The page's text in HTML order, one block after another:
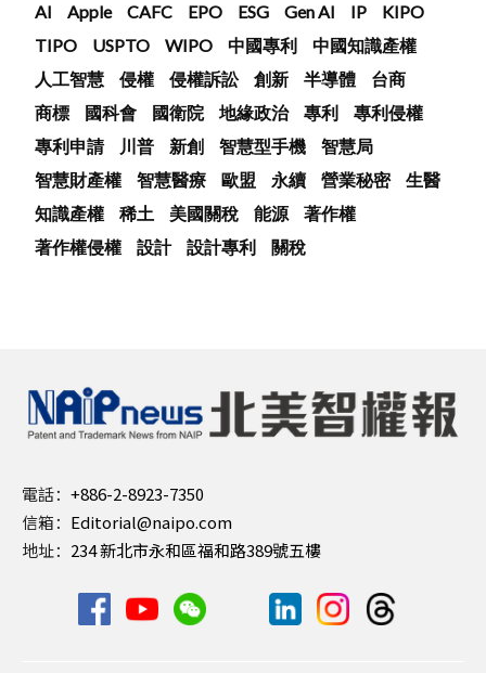
AI Apple CAFC EPO ESG Gen AI IP
KIPO
TIPO
USPTO WIPO 中國專利
中國知識產權
人工智慧
侵權 侵權訴訟 創新 半導體
台商
商標
國科會 國衛院 地緣政治 專利
專利侵權
專利申請
川普 新創 智慧型手機
智慧局
智慧財產權
智慧醫療 歐盟 永續 營業秘密
生醫
知識產權
稀土 美國關稅 能源
著作權
著作權侵權
設計 設計專利 關稅
電話： +886-2-8923-7350
信箱： Editorial@naipo.com
地址： 234 新北市永和區福和路389號五樓